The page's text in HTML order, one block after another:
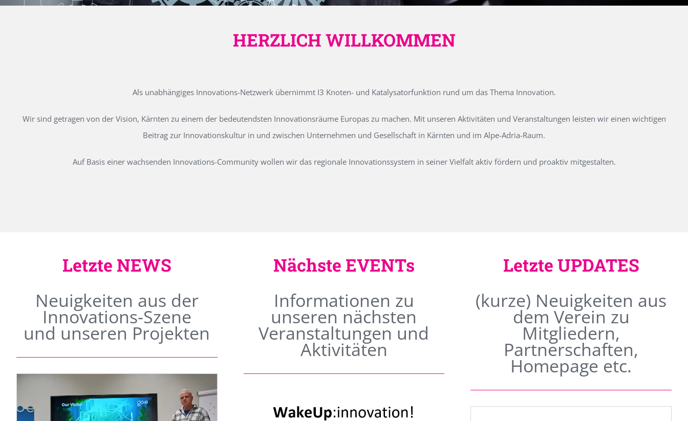
HERZLICH WILLKOMMEN
Als unabhängiges Innovations-Netzwerk übernimmt I3 Knoten- und Katalysatorfunktion rund um das Thema Innovation.
Wir sind getragen von der Vision, Kärnten zu einem der bedeutendsten Innovationsräume Europas zu machen. Mit unseren Aktivitäten und Veranstaltungen leisten wir einen wichtigen
Beitrag zur Innovationskultur in und zwischen Unternehmen und Gesellschaft in Kärnten und im Alpe-Adria-Raum.
Auf Basis einer wachsenden Innovations-Community wollen wir das regionale Innovationssystem in seiner Vielfalt aktiv fördern und proaktiv mitgestalten.
Letzte NEWS
Neuigkeiten aus der
Innovations-Szene
und unseren Projekten
Nächste EVENTs
Informationen zu
unseren nächsten
Veranstaltungen und
Aktivitäten
Letzte UPDATES
(kurze) Neuigkeiten aus
dem Verein zu
Mitgliedern,
Partnerschaften,
Homepage etc.